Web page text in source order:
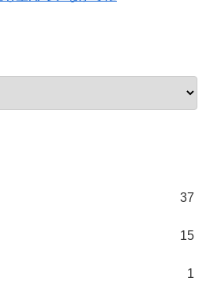
37
15
1